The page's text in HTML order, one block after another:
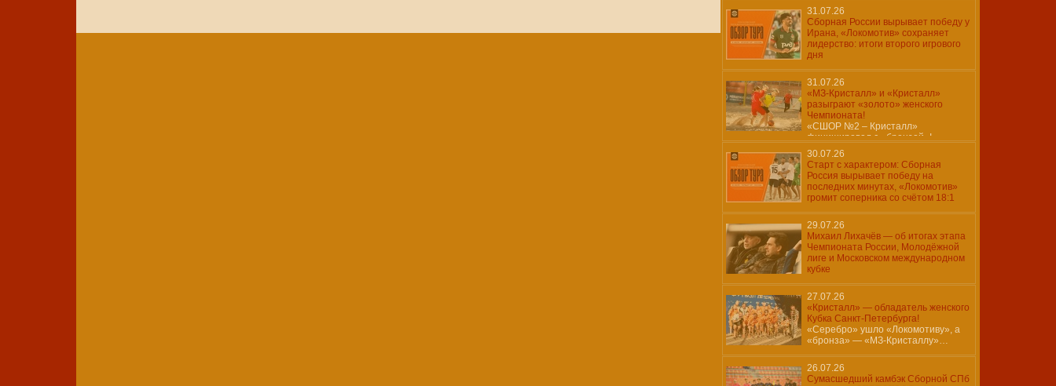
31.07.26
Сборная России вырывает победу у
Ирана, «Локомотив» сохраняет
лидерство: итоги второго игрового
дня
31.07.26
«МЗ-Кристалл» и «Кристалл»
разыграют «золото» женского
Чемпионата!
«СШОР №2 – Кристалл»
финишировал с «бронзой»!
30.07.26
Старт с характером: Сборная
Россия вырывает победу на
последних минутах, «Локомотив»
громит соперника со счётом 18:1
29.07.26
Михаил Лихачёв — об итогах этапа
Чемпионата России, Молодёжной
лиге и Московском международном
кубке
27.07.26
«Кристалл» — обладатель женского
Кубка Санкт-Петербурга!
«Серебро» ушло «Локомотиву», а
«бронза» — «МЗ-Кристаллу»…
26.07.26
Сумасшедший камбэк Сборной СПб